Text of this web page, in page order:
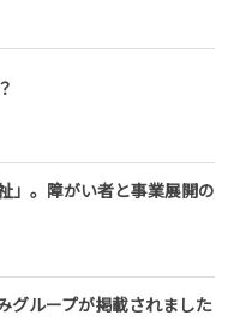
」。障がい者と事業展開の
グループが掲載されました